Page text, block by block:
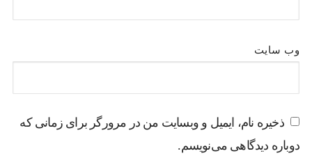
وب‌ سایت
ذخیره نام، ایمیل و وبسایت من در مرورگر برای زمانی که
دوباره دیدگاهی می‌نویسم.